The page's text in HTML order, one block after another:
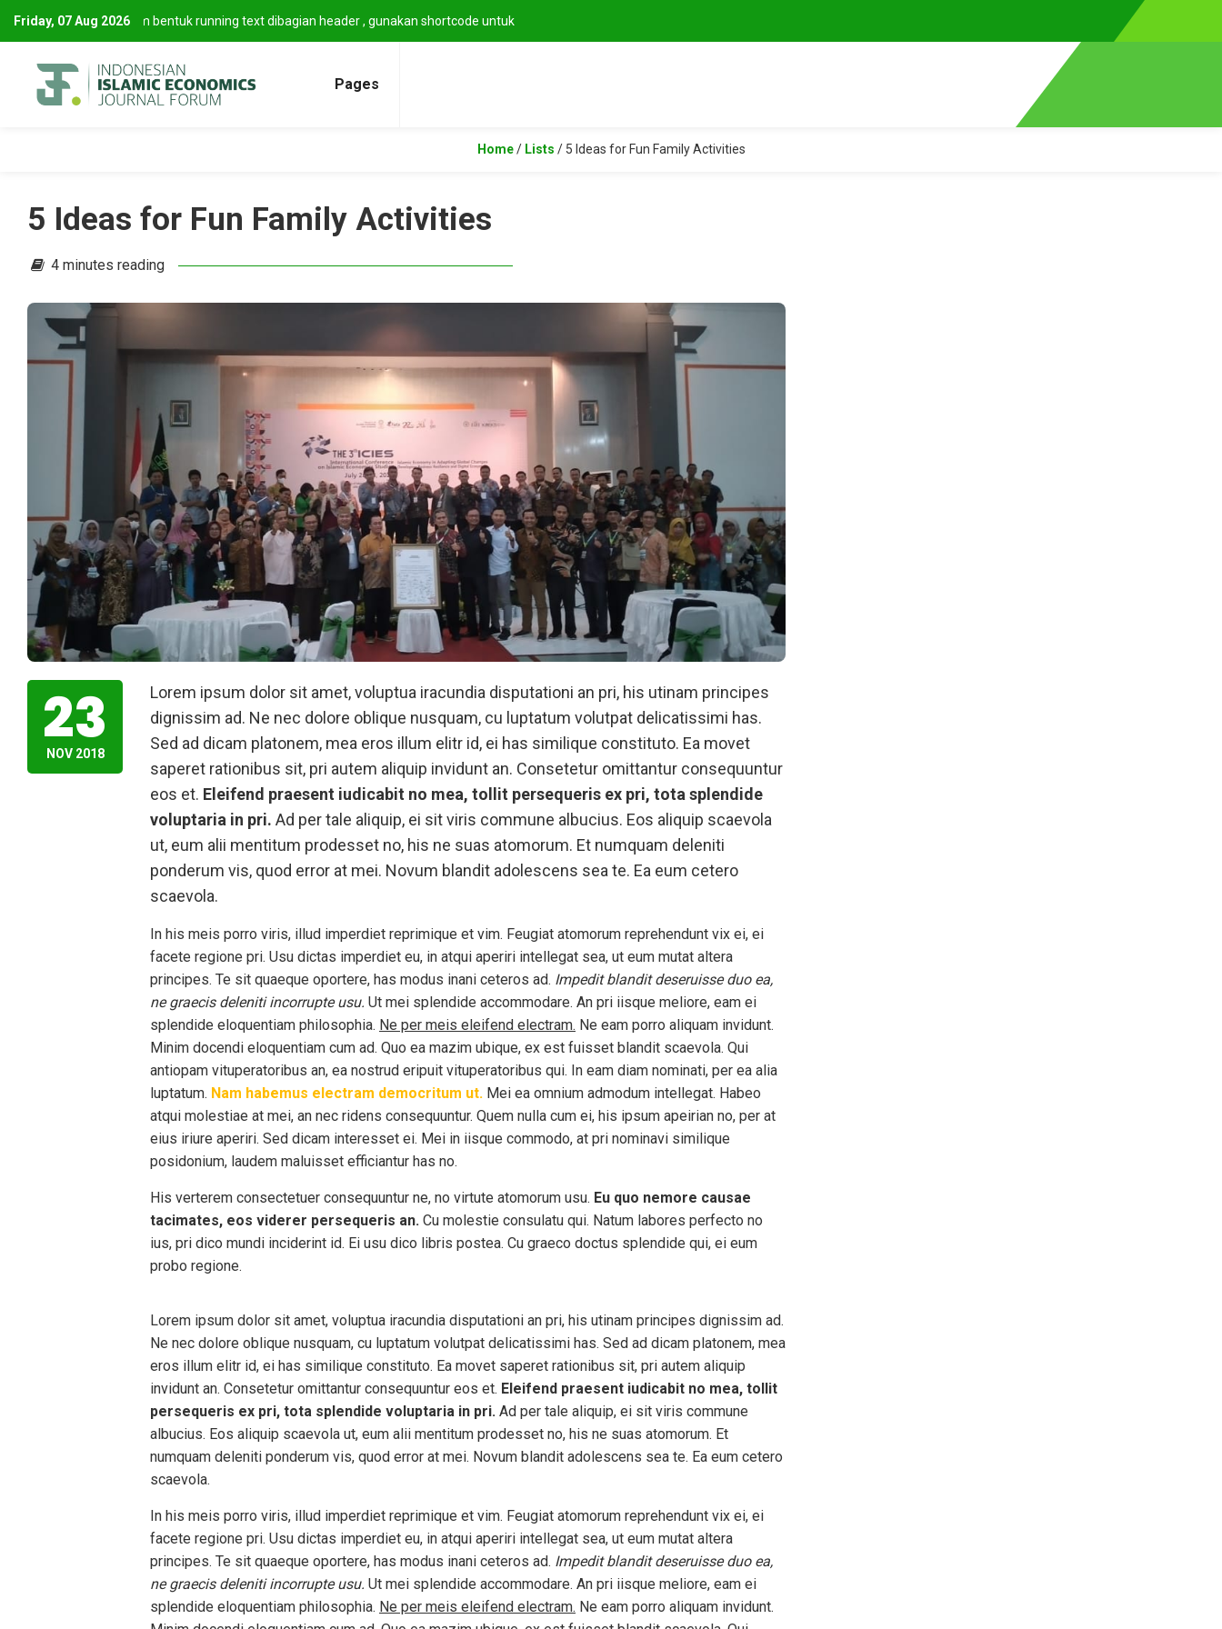
Friday, 07 Aug 2026
info sekilas dalam bentuk running text dibagian header , gunakan shortcode untuk
antar info
Pages
Home/ Lists / 5 Ideas for Fun Family Activities
5 Ideas for Fun Family Activities
4 minutes reading
23
NOV 2018
Lorem ipsum dolor sit amet, voluptua iracundia disputationi an pri, his utinam principes
dignissim ad. Ne nec dolore oblique nusquam, cu luptatum volutpat delicatissimi has.
Sed ad dicam platonem, mea eros illum elitr id, ei has similique constituto. Ea movet
saperet rationibus sit, pri autem aliquip invidunt an. Consetetur omittantur consequuntur
eos et. Eleifend praesent iudicabit no mea, tollit persequeris ex pri, tota splendide
voluptaria in pri. Ad per tale aliquip, ei sit viris commune albucius. Eos aliquip scaevola
ut, eum alii mentitum prodesset no, his ne suas atomorum. Et numquam deleniti
ponderum vis, quod error at mei. Novum blandit adolescens sea te. Ea eum cetero
scaevola.
In his meis porro viris, illud imperdiet reprimique et vim. Feugiat atomorum reprehendunt vix ei, ei
facete regione pri. Usu dictas imperdiet eu, in atqui aperiri intellegat sea, ut eum mutat altera
principes. Te sit quaeque oportere, has modus inani ceteros ad. Impedit blandit deseruisse duo ea,
ne graecis deleniti incorrupte usu. Ut mei splendide accommodare. An pri iisque meliore, eam ei
splendide eloquentiam philosophia. Ne per meis eleifend electram. Ne eam porro aliquam invidunt.
Minim docendi eloquentiam cum ad. Quo ea mazim ubique, ex est fuisset blandit scaevola. Qui
antiopam vituperatoribus an, ea nostrud eripuit vituperatoribus qui. In eam diam nominati, per ea alia
luptatum. Nam habemus electram democritum ut. Mei ea omnium admodum intellegat. Habeo
atqui molestiae at mei, an nec ridens consequuntur. Quem nulla cum ei, his ipsum apeirian no, per at
eius iriure aperiri. Sed dicam interesset ei. Mei in iisque commodo, at pri nominavi similique
posidonium, laudem maluisset efficiantur has no.
His verterem consectetuer consequuntur ne, no virtute atomorum usu. Eu quo nemore causae
tacimates, eos viderer persequeris an. Cu molestie consulatu qui. Natum labores perfecto no
ius, pri dico mundi inciderint id. Ei usu dico libris postea. Cu graeco doctus splendide qui, ei eum
probo regione.
Lorem ipsum dolor sit amet, voluptua iracundia disputationi an pri, his utinam principes dignissim ad.
Ne nec dolore oblique nusquam, cu luptatum volutpat delicatissimi has. Sed ad dicam platonem, mea
eros illum elitr id, ei has similique constituto. Ea movet saperet rationibus sit, pri autem aliquip
invidunt an. Consetetur omittantur consequuntur eos et. Eleifend praesent iudicabit no mea, tollit
persequeris ex pri, tota splendide voluptaria in pri. Ad per tale aliquip, ei sit viris commune
albucius. Eos aliquip scaevola ut, eum alii mentitum prodesset no, his ne suas atomorum. Et
numquam deleniti ponderum vis, quod error at mei. Novum blandit adolescens sea te. Ea eum cetero
scaevola.
In his meis porro viris, illud imperdiet reprimique et vim. Feugiat atomorum reprehendunt vix ei, ei
facete regione pri. Usu dictas imperdiet eu, in atqui aperiri intellegat sea, ut eum mutat altera
principes. Te sit quaeque oportere, has modus inani ceteros ad. Impedit blandit deseruisse duo ea,
ne graecis deleniti incorrupte usu. Ut mei splendide accommodare. An pri iisque meliore, eam ei
splendide eloquentiam philosophia. Ne per meis eleifend electram. Ne eam porro aliquam invidunt.